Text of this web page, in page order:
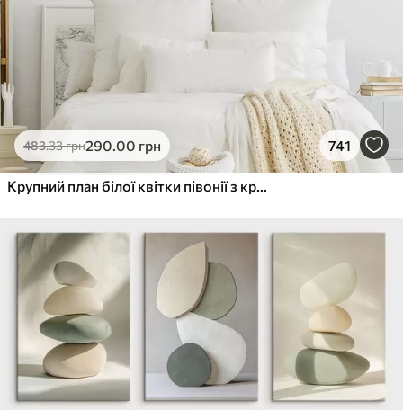
483.33грн290.00 грн 741
Крупний план білої квітки півонії з крапельками води на пелюстках на розмитому фоні